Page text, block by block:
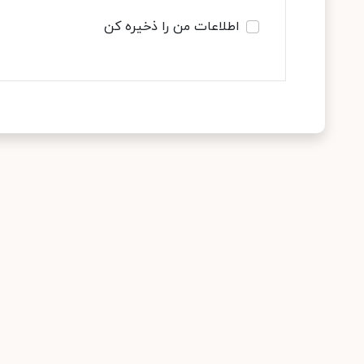
اطلاعات من را ذخیره کن